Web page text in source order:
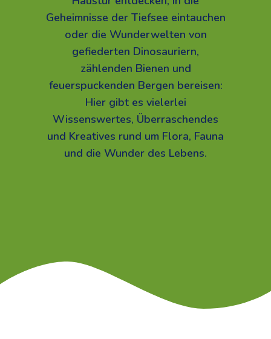
Geheimnisse der Tiefsee eintauchen
oder die Wunderwelten von
gefiederten Dinosauriern,
zählenden Bienen und
feuerspuckenden Bergen bereisen:
Hier gibt es vielerlei
Wissenswertes, Überraschendes
und Kreatives rund um Flora, Fauna
und die Wunder des Lebens.